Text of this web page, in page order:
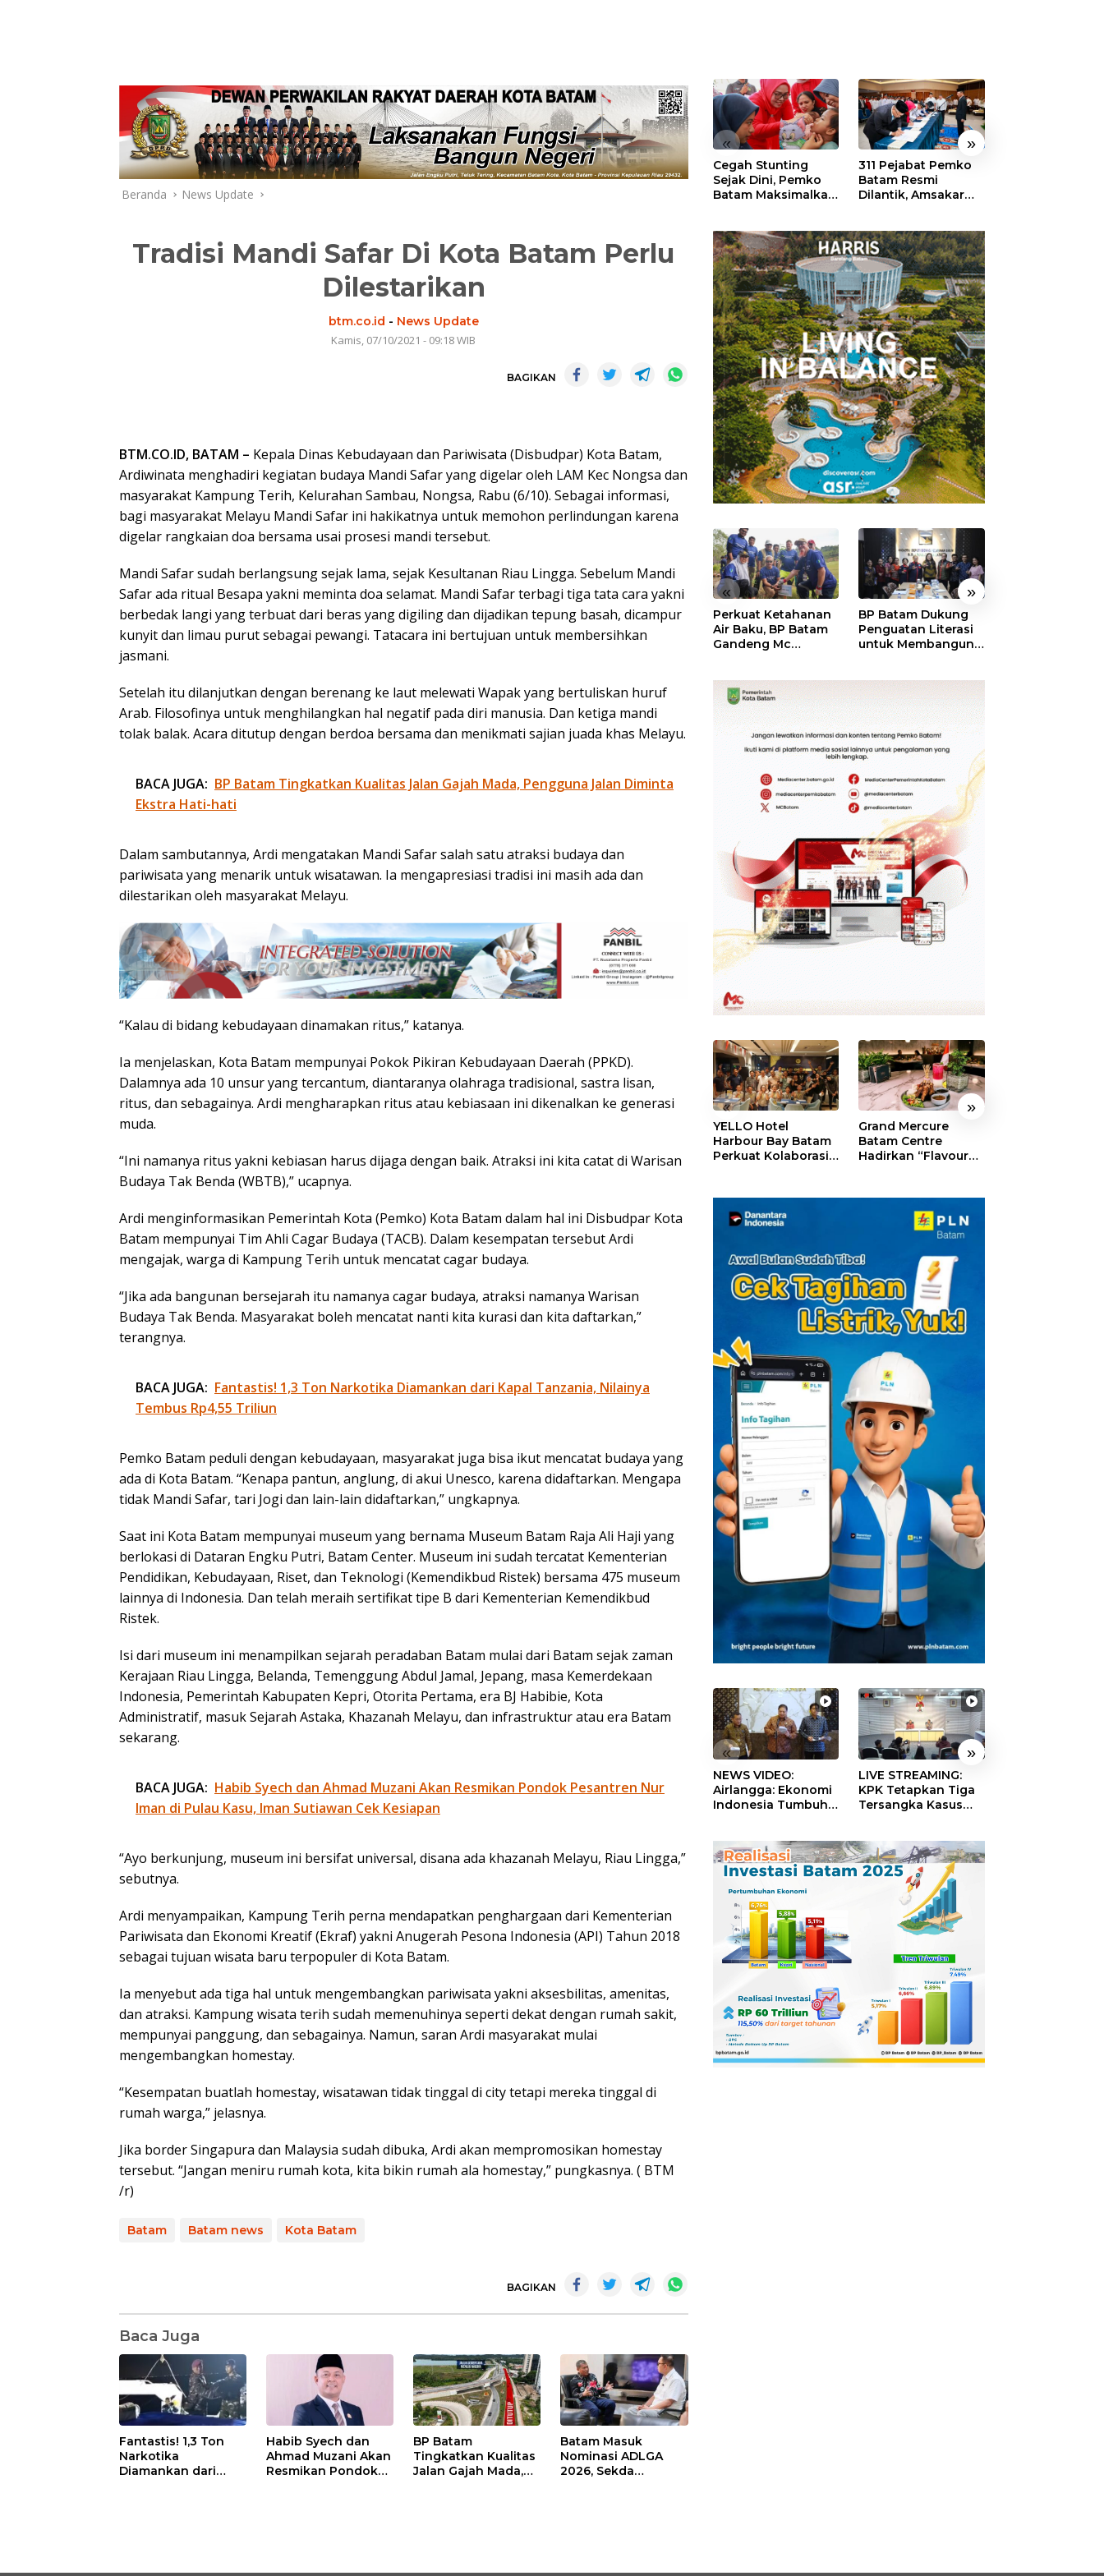
Beranda News Update
Tradisi Mandi Safar Di Kota Batam Perlu
Dilestarikan
btm.co.id - News Update
Kamis, 07/10/2021 - 09:18 WIB
BAGIKAN
BTM.CO.ID, BATAM – Kepala Dinas Kebudayaan dan Pariwisata (Disbudpar) Kota Batam,
Ardiwinata menghadiri kegiatan budaya Mandi Safar yang digelar oleh LAM Kec Nongsa dan
masyarakat Kampung Terih, Kelurahan Sambau, Nongsa, Rabu (6/10). Sebagai informasi,
bagi masyarakat Melayu Mandi Safar ini hakikatnya untuk memohon perlindungan karena
digelar rangkaian doa bersama usai prosesi mandi tersebut.
Mandi Safar sudah berlangsung sejak lama, sejak Kesultanan Riau Lingga. Sebelum Mandi
Safar ada ritual Besapa yakni meminta doa selamat. Mandi Safar terbagi tiga tata cara yakni
berbedak langi yang terbuat dari beras yang digiling dan dijadikan tepung basah, dicampur
kunyit dan limau purut sebagai pewangi. Tatacara ini bertujuan untuk membersihkan
jasmani.
Setelah itu dilanjutkan dengan berenang ke laut melewati Wapak yang bertuliskan huruf
Arab. Filosofinya untuk menghilangkan hal negatif pada diri manusia. Dan ketiga mandi
tolak balak. Acara ditutup dengan berdoa bersama dan menikmati sajian juada khas Melayu.
BACA JUGA: BP Batam Tingkatkan Kualitas Jalan Gajah Mada, Pengguna Jalan Diminta
Ekstra Hati-hati
Dalam sambutannya, Ardi mengatakan Mandi Safar salah satu atraksi budaya dan
pariwisata yang menarik untuk wisatawan. Ia mengapresiasi tradisi ini masih ada dan
dilestarikan oleh masyarakat Melayu.
“Kalau di bidang kebudayaan dinamakan ritus,” katanya.
Ia menjelaskan, Kota Batam mempunyai Pokok Pikiran Kebudayaan Daerah (PPKD).
Dalamnya ada 10 unsur yang tercantum, diantaranya olahraga tradisional, sastra lisan,
ritus, dan sebagainya. Ardi mengharapkan ritus atau kebiasaan ini dikenalkan ke generasi
muda.
“Ini namanya ritus yakni kebiasan harus dijaga dengan baik. Atraksi ini kita catat di Warisan
Budaya Tak Benda (WBTB),” ucapnya.
Ardi menginformasikan Pemerintah Kota (Pemko) Kota Batam dalam hal ini Disbudpar Kota
Batam mempunyai Tim Ahli Cagar Budaya (TACB). Dalam kesempatan tersebut Ardi
mengajak, warga di Kampung Terih untuk mencatat cagar budaya.
“Jika ada bangunan bersejarah itu namanya cagar budaya, atraksi namanya Warisan
Budaya Tak Benda. Masyarakat boleh mencatat nanti kita kurasi dan kita daftarkan,”
terangnya.
BACA JUGA: Fantastis! 1,3 Ton Narkotika Diamankan dari Kapal Tanzania, Nilainya
Tembus Rp4,55 Triliun
Pemko Batam peduli dengan kebudayaan, masyarakat juga bisa ikut mencatat budaya yang
ada di Kota Batam. “Kenapa pantun, anglung, di akui Unesco, karena didaftarkan. Mengapa
tidak Mandi Safar, tari Jogi dan lain-lain didaftarkan,” ungkapnya.
Saat ini Kota Batam mempunyai museum yang bernama Museum Batam Raja Ali Haji yang
berlokasi di Dataran Engku Putri, Batam Center. Museum ini sudah tercatat Kementerian
Pendidikan, Kebudayaan, Riset, dan Teknologi (Kemendikbud Ristek) bersama 475 museum
lainnya di Indonesia. Dan telah meraih sertifikat tipe B dari Kementerian Kemendikbud
Ristek.
Isi dari museum ini menampilkan sejarah peradaban Batam mulai dari Batam sejak zaman
Kerajaan Riau Lingga, Belanda, Temenggung Abdul Jamal, Jepang, masa Kemerdekaan
Indonesia, Pemerintah Kabupaten Kepri, Otorita Pertama, era BJ Habibie, Kota
Administratif, masuk Sejarah Astaka, Khazanah Melayu, dan infrastruktur atau era Batam
sekarang.
BACA JUGA: Habib Syech dan Ahmad Muzani Akan Resmikan Pondok Pesantren Nur
Iman di Pulau Kasu, Iman Sutiawan Cek Kesiapan
“Ayo berkunjung, museum ini bersifat universal, disana ada khazanah Melayu, Riau Lingga,”
sebutnya.
Ardi menyampaikan, Kampung Terih perna mendapatkan penghargaan dari Kementerian
Pariwisata dan Ekonomi Kreatif (Ekraf) yakni Anugerah Pesona Indonesia (API) Tahun 2018
sebagai tujuan wisata baru terpopuler di Kota Batam.
Ia menyebut ada tiga hal untuk mengembangkan pariwisata yakni aksesbilitas, amenitas,
dan atraksi. Kampung wisata terih sudah memenuhinya seperti dekat dengan rumah sakit,
mempunyai panggung, dan sebagainya. Namun, saran Ardi masyarakat mulai
mengembangkan homestay.
“Kesempatan buatlah homestay, wisatawan tidak tinggal di city tetapi mereka tinggal di
rumah warga,” jelasnya.
Jika border Singapura dan Malaysia sudah dibuka, Ardi akan mempromosikan homestay
tersebut. “Jangan meniru rumah kota, kita bikin rumah ala homestay,” pungkasnya. ( BTM
/r)
Batam Batam news Kota Batam
BAGIKAN
Baca Juga
Fantastis! 1,3 Ton
Narkotika
Diamankan dari
Habib Syech dan
Ahmad Muzani Akan
Resmikan Pondok
BP Batam
Tingkatkan Kualitas
Jalan Gajah Mada,
Batam Masuk
Nominasi ADLGA
2026, Sekda
« »
Cegah Stunting
Sejak Dini, Pemko
Batam Maksimalkan
311 Pejabat Pemko
Batam Resmi
Dilantik, Amsakar
« »
Perkuat Ketahanan
Air Baku, BP Batam
Gandeng Mc
Bendungan Sei
Nongsa
BP Batam Dukung
Penguatan Literasi
untuk Membangun
Generasi Masa
Depan
« »
YELLO Hotel
Harbour Bay Batam
Perkuat Kolaborasi
Connect
Grand Mercure
Batam Centre
Hadirkan “Flavours
dengan Cita Rasa
Kuliner Indonesia
« »
NEWS VIDEO:
Airlangga: Ekonomi
Indonesia Tumbuh
LIVE STREAMING:
KPK Tetapkan Tiga
Tersangka Kasus
Pertamina